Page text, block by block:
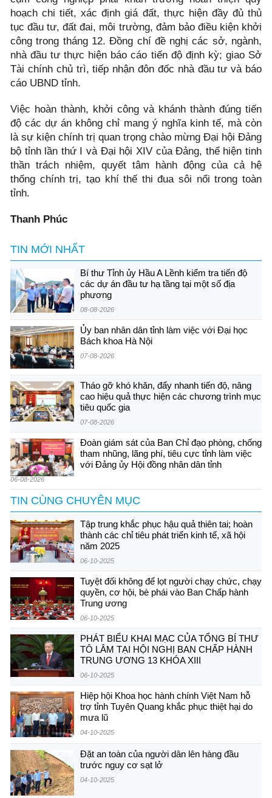
hoạch chi tiết, xác định giá đất, thực hiện đầy đủ thủ
tục đầu tư, đất đai, môi trường, đảm bảo điều kiện khởi
công trong tháng 12. Đồng chí đề nghị các sở, ngành,
nhà đầu tư thực hiện báo cáo tiến độ định kỳ; giao Sở
Tài chính chủ trì, tiếp nhận đôn đốc nhà đầu tư và báo
cáo UBND tỉnh.
Việc hoàn thành, khởi công và khánh thành đúng tiến
độ các dự án không chỉ mang ý nghĩa kinh tế, mà còn
là sự kiện chính trị quan trọng chào mừng Đại hội Đảng
bộ tỉnh lần thứ I và Đại hội XIV của Đảng, thể hiện tinh
thần trách nhiệm, quyết tâm hành động của cả hệ
thống chính trị, tạo khí thế thi đua sôi nổi trong toàn
tỉnh.
Thanh Phúc
TIN MỚI NHẤT
Bí thư Tỉnh ủy Hầu A Lềnh kiểm tra tiến độ
các dự án đầu tư hạ tầng tại một số địa
phương
08-08-2026
Ủy ban nhân dân tỉnh làm việc với Đại học
Bách khoa Hà Nội
07-08-2026
Tháo gỡ khó khăn, đẩy nhanh tiến độ, nâng
cao hiệu quả thực hiện các chương trình mục
tiêu quốc gia
07-08-2026
Đoàn giám sát của Ban Chỉ đạo phòng, chống
tham nhũng, lãng phí, tiêu cực tỉnh làm việc
với Đảng ủy Hội đồng nhân dân tỉnh
06-08-2026
TIN CÙNG CHUYÊN MỤC
Tập trung khắc phục hậu quả thiên tai; hoàn
thành các chỉ tiêu phát triển kinh tế, xã hội
năm 2025
06-10-2025
Tuyệt đối không để lọt người chạy chức, chạy
quyền, cơ hội, bè phái vào Ban Chấp hành
Trung ương
06-10-2025
PHÁT BIỂU KHAI MẠC CỦA TỔNG BÍ THƯ
TÔ LÂM TẠI HỘI NGHỊ BAN CHẤP HÀNH
TRUNG ƯƠNG 13 KHÓA XIII
06-10-2025
Hiệp hội Khoa học hành chính Việt Nam hỗ
trợ tỉnh Tuyên Quang khắc phục thiệt hại do
mưa lũ
04-10-2025
Đặt an toàn của người dân lên hàng đầu
trước nguy cơ sạt lở
04-10-2025